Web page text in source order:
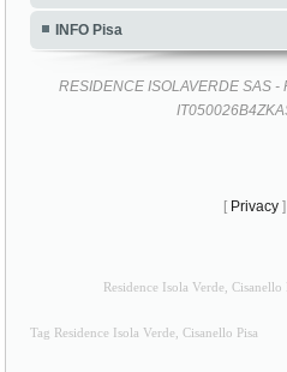
INFO Pisa
RESIDENCE ISOLAVERDE SAS
[ Privacy ]
Residence Isola Verde,
Tag Residence Isola Verde, Cisanello Pisa